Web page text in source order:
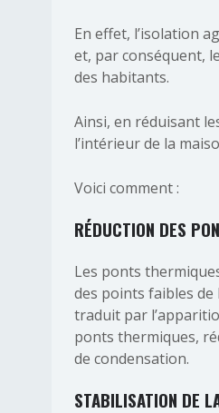
En effet, l’isolation
et, par conséquent,
des habitants.
Ainsi, en réduisant
l’intérieur de la
Voici comment :
RÉDUCTION DES
Les ponts
des points faibles de
traduit par
ponts thermiques,
de condensation.
STABILISATION DE